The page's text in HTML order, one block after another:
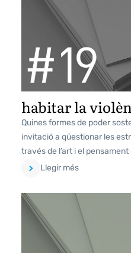
habitar la
Quines formes de poder
invitació a qüestionar les
través de l’art i el
Llegir més